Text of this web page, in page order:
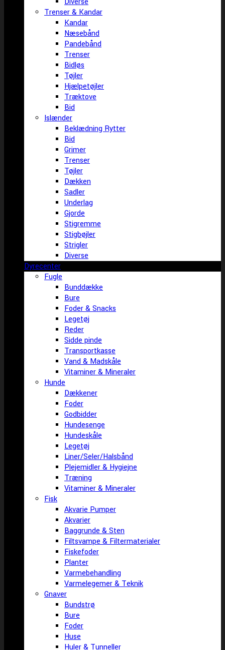
Trenser & Kandar
Kandar
Næsebånd
Pandebånd
Trenser
Bidløs
Tøjler
Hjælpetøjler
Træktove
Bid
Islænder
Beklædning Rytter
Bid
Grimer
Trenser
Tøjler
Dækken
Sadler
Underlag
Gjorde
Stigremme
Stigbøjler
Strigler
Diverse
Dyrecenter
Fugle
Bunddække
Bure
Foder & Snacks
Legetøj
Reder
Sidde pinde
Transportkasse
Vand & Madskåle
Vitaminer & Mineraler
Hunde
Dækkener
Foder
Godbidder
Hundesenge
Hundeskåle
Legetøj
Liner/Seler/Halsbånd
Plejemidler & Hygiejne
Træning
Vitaminer & Mineraler
Fisk
Akvarie Pumper
Akvarier
Baggrunde & Sten
Filtsvampe & Filtermaterialer
Fiskefoder
Planter
Varmebehandling
Varmelegemer & Teknik
Gnaver
Bundstrø
Bure
Foder
Huse
Huler & Tunneller